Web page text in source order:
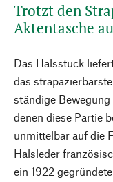
Trotzt den
Aktentasche
Das Halsstück
das
ständige
denen diese Partie
unmittelbar auf die
Halsleder
ein 1922